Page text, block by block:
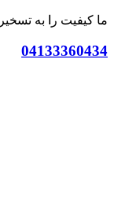
ما کیفیت را به
04133360434